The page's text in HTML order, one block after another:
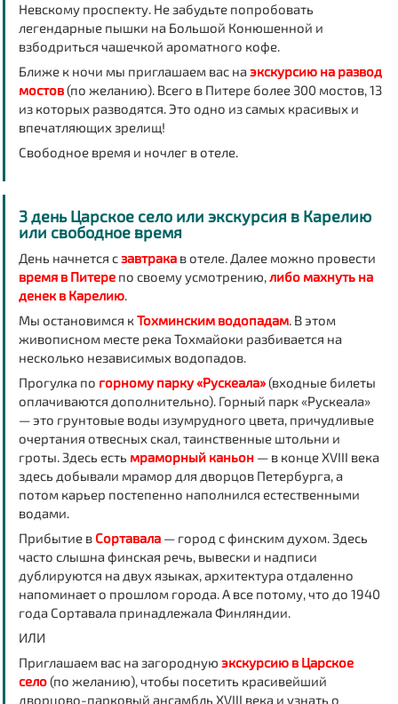
Невскому проспекту. Не забудьте попробовать
легендарные пышки на Большой Конюшенной и
взбодриться чашечкой ароматного кофе.
Ближе к ночи мы приглашаем вас наэкскурсию на развод
мостов(по желанию). Всего в Питере более 300 мостов, 13
из которых разводятся. Это одно из самых красивых и
впечатляющих зрелищ!
Свободное время и ночлег в отеле.
3 день Царское село или экскурсия в Карелию
или свободное время
День начнется сзавтрака в отеле. Далее можно провести
время в Питерепо своему усмотрению,либо махнуть на
денек в Карелию.
Мы остановимся к Тохминским водопадам. В этом
живописном месте река Тохмайоки разбивается на
несколько независимых водопадов.
Прогулка по горному парку «Рускеала»(входные билеты
оплачиваются дополнительно). Горный парк «Рускеала»
— это грунтовые воды изумрудного цвета, причудливые
очертания отвесных скал, таинственные штольни и
гроты. Здесь есть мраморный каньон— в конце XVIII века
здесь добывали мрамор для дворцов Петербурга, а
потом карьер постепенно наполнился естественными
водами.
Прибытие в Сортавала— город с финским духом. Здесь
часто слышна финская речь, вывески и надписи
дублируются на двух языках, архитектура отдаленно
напоминает о прошлом города. А все потому, что до 1940
года Сортавала принадлежала Финляндии.
ИЛИ
Приглашаем вас на загородную экскурсию в Царское
село(по желанию), чтобы посетить красивейший
дворцово-парковый ансамбль XVIII века и узнать о